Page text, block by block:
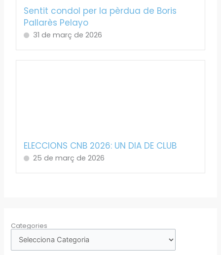
Sentit condol per la pèrdua de Boris
Pallarès Pelayo
31 de març de 2026
ELECCIONS CNB 2026: UN DIA DE CLUB
25 de març de 2026
Categories